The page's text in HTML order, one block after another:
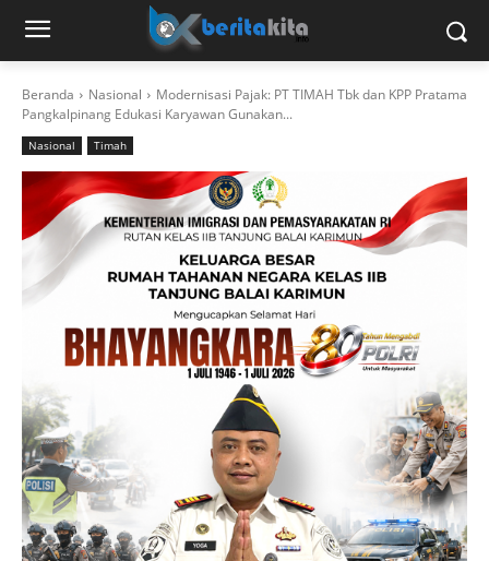
Beranda Nasional
Modernisasi Pajak: PT TIMAH Tbk dan KPP Pratama
Pangkalpinang Edukasi Karyawan Gunakan...
Nasional Timah